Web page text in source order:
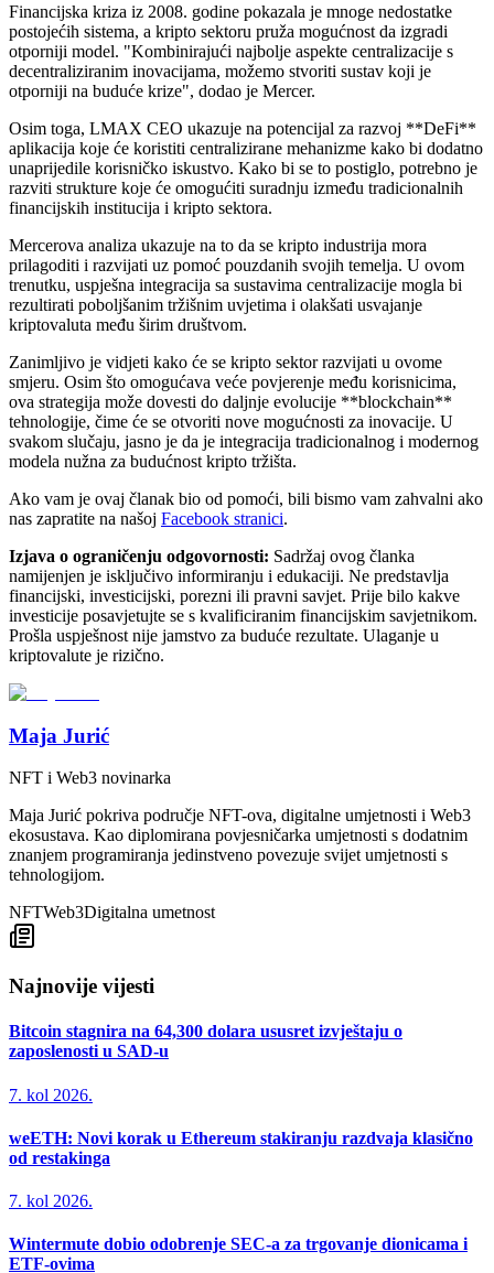
Financijska kriza iz 2008. godine pokazala je mnoge nedostatke
postojećih sistema, a kripto sektoru pruža mogućnost da izgradi
otporniji model. "Kombinirajući najbolje aspekte centralizacije s
decentraliziranim inovacijama, možemo stvoriti sustav koji je
otporniji na buduće krize", dodao je Mercer.
Osim toga, LMAX CEO ukazuje na potencijal za razvoj **DeFi**
aplikacija koje će koristiti centralizirane mehanizme kako bi dodatno
unaprijedile korisničko iskustvo. Kako bi se to postiglo, potrebno je
razviti strukture koje će omogućiti suradnju između tradicionalnih
financijskih institucija i kripto sektora.
Mercerova analiza ukazuje na to da se kripto industrija mora
prilagoditi i razvijati uz pomoć pouzdanih svojih temelja. U ovom
trenutku, uspješna integracija sa sustavima centralizacije mogla bi
rezultirati poboljšanim tržišnim uvjetima i olakšati usvajanje
kriptovaluta među širim društvom.
Zanimljivo je vidjeti kako će se kripto sektor razvijati u ovome
smjeru. Osim što omogućava veće povjerenje među korisnicima,
ova strategija može dovesti do daljnje evolucije **blockchain**
tehnologije, čime će se otvoriti nove mogućnosti za inovacije. U
svakom slučaju, jasno je da je integracija tradicionalnog i modernog
modela nužna za budućnost kripto tržišta.
Ako vam je ovaj članak bio od pomoći, bili bismo vam zahvalni ako
nas zapratite na našoj Facebook stranici.
Izjava o ograničenju odgovornosti: Sadržaj ovog članka
namijenjen je isključivo informiranju i edukaciji. Ne predstavlja
financijski, investicijski, porezni ili pravni savjet. Prije bilo kakve
investicije posavjetujte se s kvalificiranim financijskim savjetnikom.
Prošla uspješnost nije jamstvo za buduće rezultate. Ulaganje u
kriptovalute je rizično.
Maja Jurić
NFT i Web3 novinarka
Maja Jurić pokriva područje NFT-ova, digitalne umjetnosti i Web3
ekosustava. Kao diplomirana povjesničarka umjetnosti s dodatnim
znanjem programiranja jedinstveno povezuje svijet umjetnosti s
tehnologijom.
NFTWeb3Digitalna umetnost
Najnovije vijesti
Bitcoin stagnira na 64,300 dolara ususret izvještaju o
zaposlenosti u SAD-u
7. kol 2026.
weETH: Novi korak u Ethereum stakiranju razdvaja klasično
od restakinga
7. kol 2026.
Wintermute dobio odobrenje SEC-a za trgovanje dionicama i
ETF-ovima